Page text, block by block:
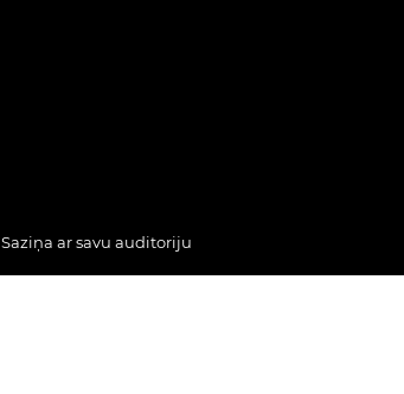
Saziņa ar savu auditoriju